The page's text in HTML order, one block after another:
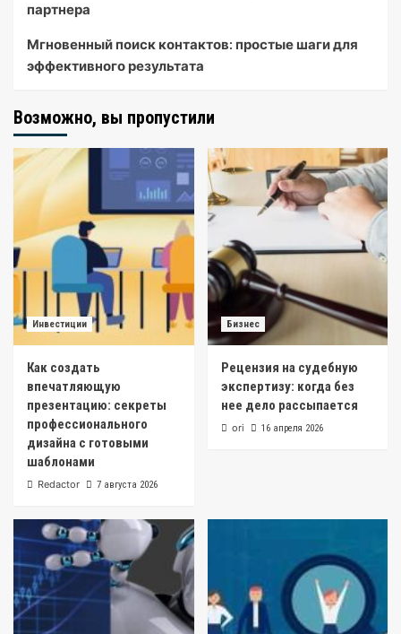
партнера
Мгновенный поиск контактов: простые шаги для
эффективного результата
Возможно, вы пропустили
Инвестиции
Как создать
впечатляющую
презентацию: секреты
профессионального
дизайна с готовыми
шаблонами
Redactor 7 августа 2026
Бизнес
Рецензия на судебную
экспертизу: когда без
нее дело рассыпается
ori 16 апреля 2026